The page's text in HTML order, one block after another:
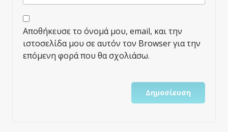
Αποθήκευσε το όνομά μου, email, και την
ιστοσελίδα μου σε αυτόν τον Browser για την
επόμενη φορά που θα σχολιάσω.